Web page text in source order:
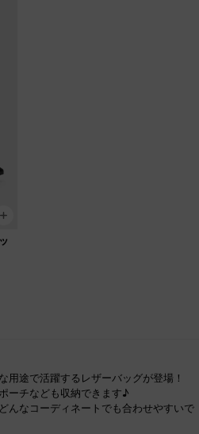
用途で活躍するレザーバッグが登場！
ーチなども収納できます♪
んなコーディネートでも合わせやすいで